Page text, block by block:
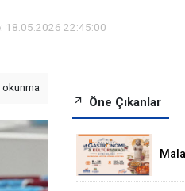
18.05.2026 22:45:00
okunma
Öne Çıkanlar